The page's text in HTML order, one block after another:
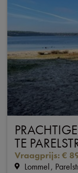
TE
Vraagprijs: €
Lommel